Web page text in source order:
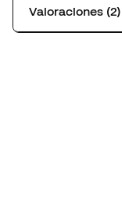
Valoraciones (2)